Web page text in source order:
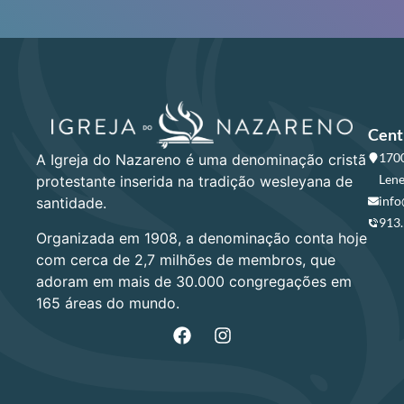
A Igreja do Nazareno é uma denominação cristã
protestante inserida na tradição wesleyana de
santidade.
Organizada em 1908, a denominação conta hoje
com cerca de 2,7 milhões de membros, que
adoram em mais de 30.000 congregações em
165 áreas do mundo.